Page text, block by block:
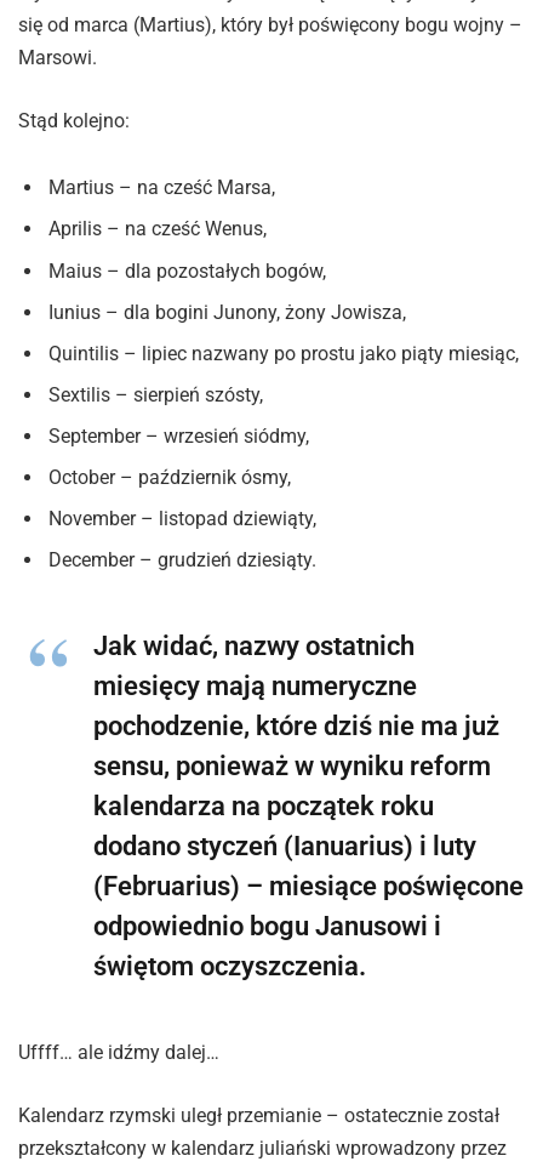
się od marca (Martius), który był poświęcony bogu wojny –
Marsowi.
Stąd kolejno:
Martius – na cześć Marsa,
Aprilis – na cześć Wenus,
Maius – dla pozostałych bogów,
Iunius – dla bogini Junony, żony Jowisza,
Quintilis – lipiec nazwany po prostu jako piąty miesiąc,
Sextilis – sierpień szósty,
September – wrzesień siódmy,
October – październik ósmy,
November – listopad dziewiąty,
December – grudzień dziesiąty.
Jak widać, nazwy ostatnich
miesięcy mają numeryczne
pochodzenie, które dziś nie ma już
sensu, ponieważ w wyniku reform
kalendarza na początek roku
dodano styczeń (Ianuarius) i luty
(Februarius) – miesiące poświęcone
odpowiednio bogu Janusowi i
świętom oczyszczenia.
Uffff… ale idźmy dalej…
Kalendarz rzymski uległ przemianie – ostatecznie został
przekształcony w kalendarz juliański wprowadzony przez